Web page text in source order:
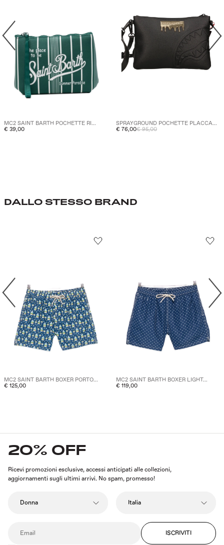
MC2 SAINT BARTH POCHETTE RI...
€ 39,00
SPRAYGROUND POCHETTE PLACCA...
€ 76,00€ 95,00
DALLO STESSO BRAND
MC2 SAINT BARTH BOXER PORTO...
€ 125,00
MC2 SAINT BARTH BOXER LIGHT...
€ 119,00
20% OFF
Ricevi promozioni esclusive, accessi anticipati alle collezioni,
aggiornamenti sugli ultimi arrivi. No spam, promesso!
ISCRIVITI